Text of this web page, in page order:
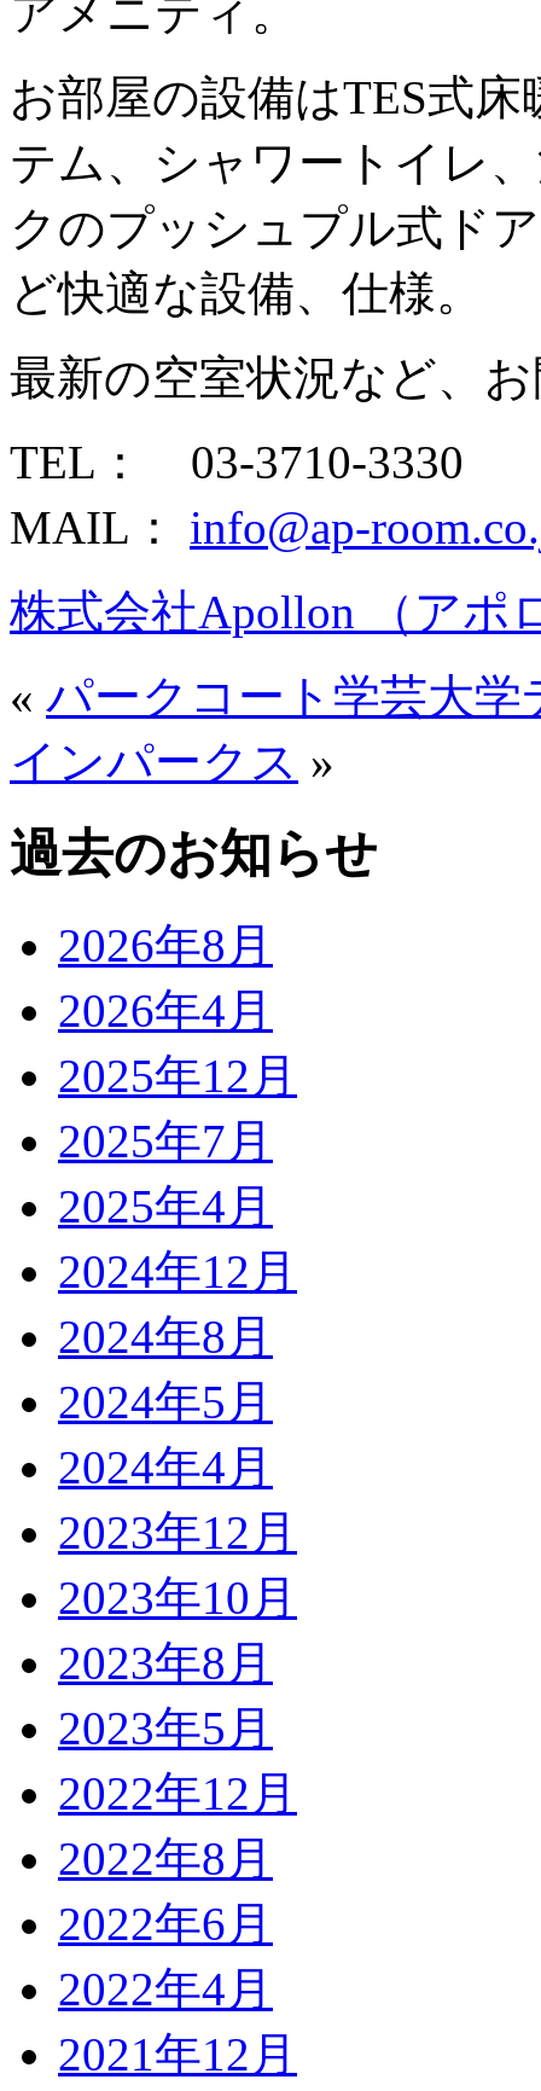
アメニティ。
お部屋の設備はTES式
テム、シャワートイレ
クのプッシュプル式ド
ど快適な設備、仕様。
最新の空室状況など、
TEL： 03-3710-3330
MAIL： info@ap-
株式会社Apollon （アポ
« パークコート学芸大
インパークス »
過去のお知らせ
2026年8月
2026年4月
2025年12月
2025年7月
2025年4月
2024年12月
2024年8月
2024年5月
2024年4月
2023年12月
2023年10月
2023年8月
2023年5月
2022年12月
2022年8月
2022年6月
2022年4月
2021年12月